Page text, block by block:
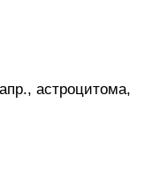
астроцитома,